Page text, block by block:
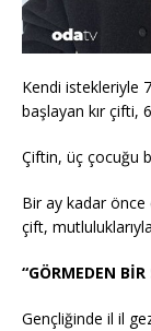
Kendi istekleriyle
başlayan kır çifti,
Çiftin, üç çocuğu
Bir ay kadar önce
çift,
“GÖRMEDEN
Gençliğinde il il